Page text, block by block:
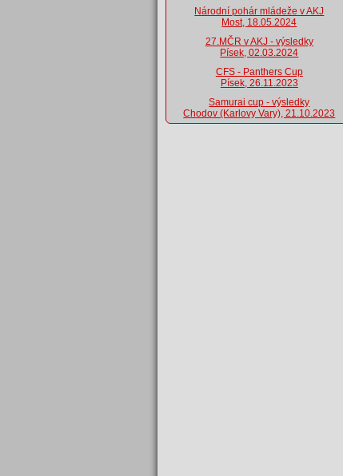
Národní pohár mládeže v AKJ
Most, 18.05.2024
27.MČR v AKJ - výsledky
Písek, 02.03.2024
CFS - Panthers Cup
Písek, 26.11.2023
Samurai cup - výsledky
Chodov (Karlovy Vary), 21.10.2023